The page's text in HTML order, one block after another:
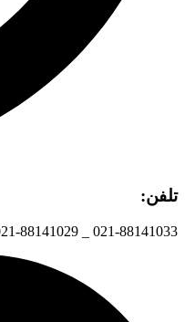
تلفن:
021-88141033 _ 021-88141029